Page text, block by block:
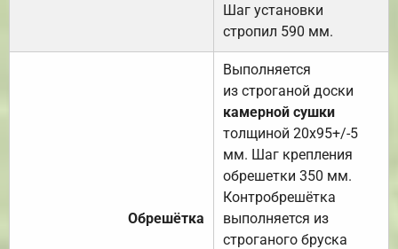
Шаг установки
стропил 590 мм.
Обрешётка
Выполняется
из строганой доски
камерной сушки
толщиной 20х95+/-5
мм. Шаг крепления
обрешетки 350 мм.
Контробрешётка
выполняется из
строганого бруска